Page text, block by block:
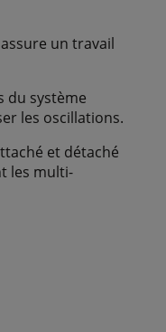
un travail
du système
les oscillations.
et détaché
les multi-